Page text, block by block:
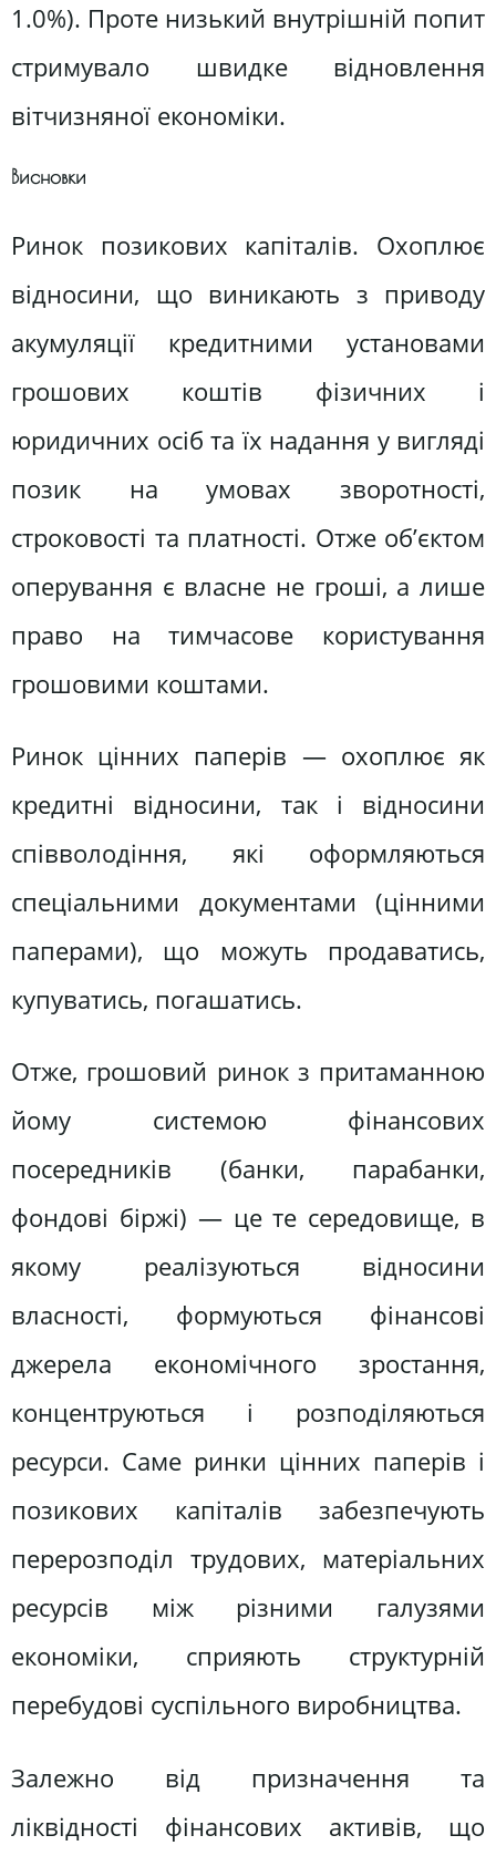
1.0%). Проте низький внутрішній попит
стримувало швидке відновлення
вітчизняної економіки.
Висновки
Ринок позикових капіталів. Охоплює
відносини, що виникають з приводу
акумуляції кредитними установами
грошових коштів фізичних і
юридичних осіб та їх надання у вигляді
позик на умовах зворотності,
строковості та платності. Отже об’єктом
оперування є власне не гроші, а лише
право на тимчасове користування
грошовими коштами.
Ринок цінних паперів — охоплює як
кредитні відносини, так і відносини
співволодіння, які оформляються
спеціальними документами (цінними
паперами), що можуть продаватись,
купуватись, погашатись.
Отже, грошовий ринок з притаманною
йому системою фінансових
посередників (банки, парабанки,
фондові біржі) — це те середовище, в
якому реалізуються відносини
власності, формуються фінансові
джерела економічного зростання,
концентруються і розподіляються
ресурси. Саме ринки цінних паперів і
позикових капіталів забезпечують
перерозподіл трудових, матеріальних
ресурсів між різними галузями
економіки, сприяють структурній
перебудові суспільного виробництва.
Залежно від призначення та
ліквідності фінансових активів, що